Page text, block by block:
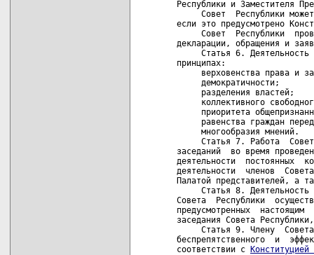
Республики и Заместителя
Совет  Республики
если это предусмотрено
Совет  Республики
декларации, обращения и
Статья 6. Деятельность
принципах:
верховенства права и
     демократичности;
     разделения властей;
коллективного
приоритета
равенства граждан
     многообразия мнений.
Статья 7. Работа
заседаний  во время
деятельности  постоянных
деятельности  членов
Палатой представителей, а
Статья 8. Деятельность
Совета  Республики
предусмотренных  настоящим
заседания Совета
Статья 9. Члену
беспрепятственного  и
соответствии с Конституцией